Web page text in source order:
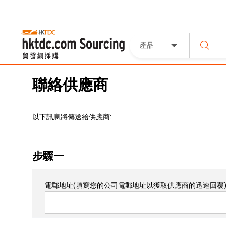
產品
聯絡供應商
以下訊息將傳送給供應商:
步驟一
電郵地址(填寫您的公司電郵地址以獲取供應商的迅速回覆)